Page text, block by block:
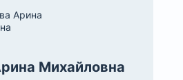
Михайловна